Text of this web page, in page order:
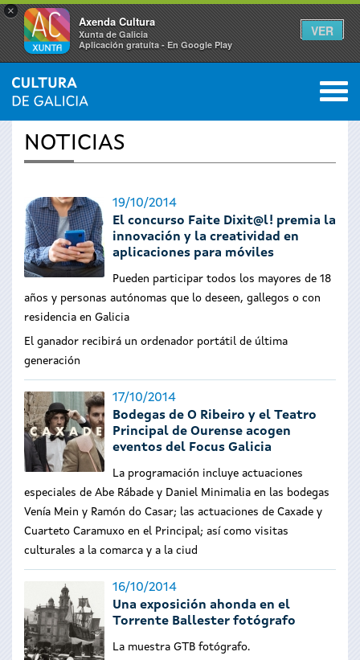
×
Axenda Cultura
Xunta de Galicia
Aplicación gratuíta - En Google Play
VER
Se
encuentra
usted
aquí
INICIO › ACTUALIDAD 0
NOTICIAS
19/10/2014
El concurso Faite Dixit@l! premia la
innovación y la creatividad en
aplicaciones para móviles
Pueden participar todos los mayores de 18
años y personas autónomas que lo deseen, gallegos o con
residencia en Galicia
El ganador recibirá un ordenador portátil de última
generación
17/10/2014
Bodegas de O Ribeiro y el Teatro
Principal de Ourense acogen
eventos del Focus Galicia
La programación incluye actuaciones
especiales de Abe Rábade y Daniel Minimalia en las bodegas
Venía Mein y Ramón do Casar; las actuaciones de Caxade y
Cuarteto Caramuxo en el Principal; así como visitas
culturales a la comarca y a la ciud
16/10/2014
Una exposición ahonda en el
Torrente Ballester fotógrafo
La muestra GTB fotógrafo.